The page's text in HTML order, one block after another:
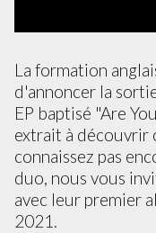
La formation
d'annoncer la
EP baptisé "Are
extrait à découvrir
connaissez pas
duo, nous vous
avec leur premier
2021.